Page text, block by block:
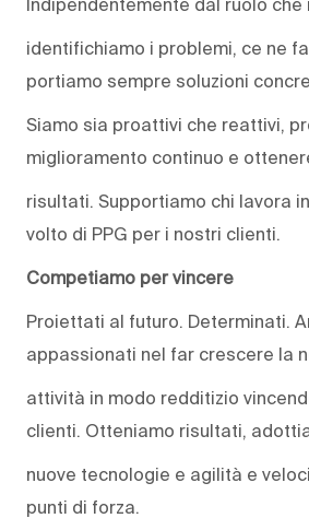
identifichiamo i problemi, ce ne
portiamo sempre soluzioni
Siamo sia proattivi che reattivi,
miglioramento continuo e
risultati. Supportiamo chi lavora
volto di PPG per i nostri clienti.
Competiamo per vincere
Proiettati al futuro. Determinati.
appassionati nel far crescere la
attività in modo redditizio
clienti. Otteniamo risultati,
nuove tecnologie e agilità e
punti di forza.